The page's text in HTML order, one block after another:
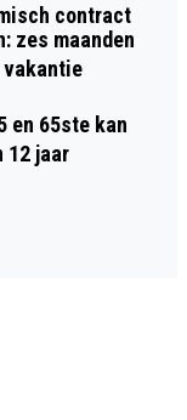
contract
zes maanden
vakantie
en 65ste kan
12 jaar